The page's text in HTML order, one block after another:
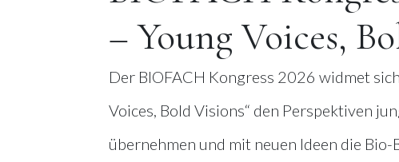
– Young Voices,
Der BIOFACH Kongress 2026 widmet
Voices, Bold Visions“ den Perspektiven
übernehmen und mit neuen Ideen die